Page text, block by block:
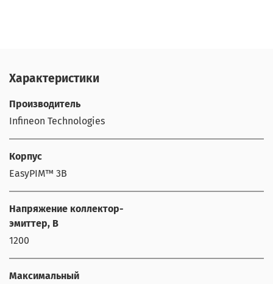
Характеристики
Производитель
Infineon Technologies
Корпус
EasyPIM™ 3B
Напряжение коллектор-
эмиттер, В
1200
Максимальный